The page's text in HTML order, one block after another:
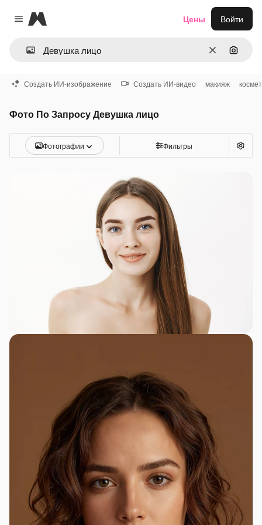
Close menu
Magnific
ОчиститьПоиск
Цены Войти
Создать ИИ-изображение Создать ИИ-видео макияж
Фото По Запросу Девушка лицо
Фотографии Фильтры